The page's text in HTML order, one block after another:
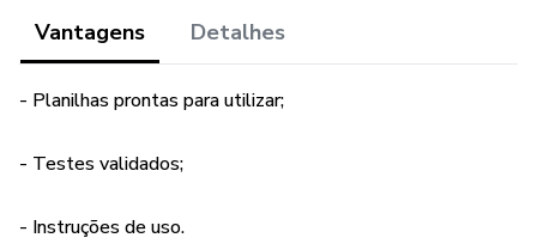
- Instruções para planilha.
consulte um profissional da saúde para tratar de assuntos
Vantagens Detalhes
- Planilhas prontas para utilizar;
- Testes validados;
- Instruções de uso.